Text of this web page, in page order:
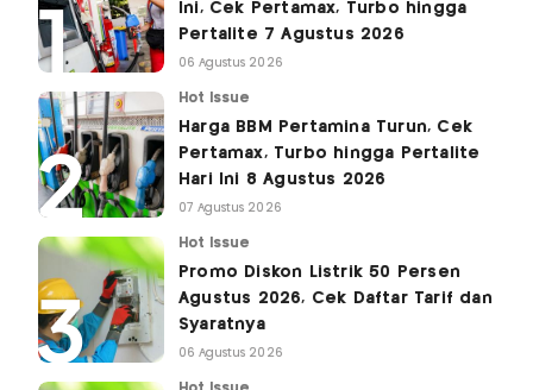
Ini, Cek Pertamax, Turbo hingga
Pertalite 7 Agustus 2026
06 Agustus 2026
Hot Issue
Harga BBM Pertamina Turun, Cek
Pertamax, Turbo hingga Pertalite
Hari Ini 8 Agustus 2026
07 Agustus 2026
Hot Issue
Promo Diskon Listrik 50 Persen
Agustus 2026, Cek Daftar Tarif dan
Syaratnya
06 Agustus 2026